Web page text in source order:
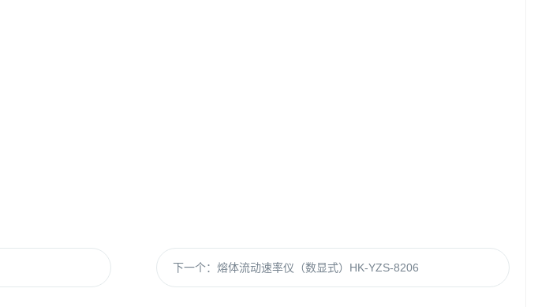
下一个：熔体流动速率仪（数显式）HK-YZS-8206